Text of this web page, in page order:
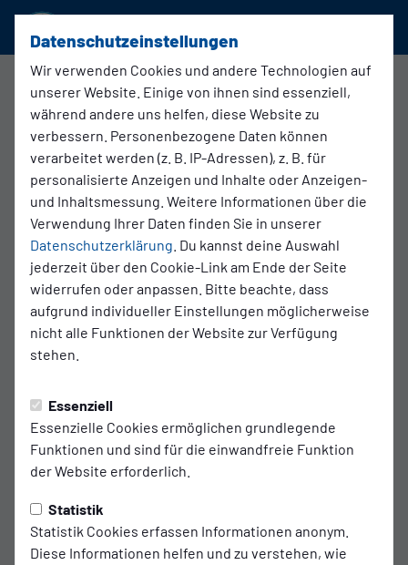
Datenschutzeinstellungen
Wir verwenden Cookies und andere Technologien auf
unserer Website. Einige von ihnen sind essenziell,
während andere uns helfen, diese Website zu
verbessern. Personenbezogene Daten können
verarbeitet werden (z. B. IP-Adressen), z. B. für
personalisierte Anzeigen und Inhalte oder Anzeigen-
und Inhaltsmessung. Weitere Informationen über die
Verwendung Ihrer Daten finden Sie in unserer
Datenschutzerklärung . Du kannst deine Auswahl
jederzeit über den Cookie-Link am Ende der Seite
widerrufen oder anpassen. Bitte beachte, dass
aufgrund individueller Einstellungen möglicherweise
nicht alle Funktionen der Website zur Verfügung
stehen.
Essenziell
Essenzielle Cookies ermöglichen grundlegende
Funktionen und sind für die einwandfreie Funktion
der Website erforderlich.
Statistik
Statistik Cookies erfassen Informationen anonym.
Diese Informationen helfen und zu verstehen, wie
Jugendfußball
31.05.2026 21:14 Uhr
SSVg Velbert 02 B1 - SG Unterrath